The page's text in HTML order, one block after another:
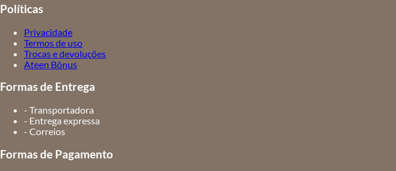
Políticas
Privacidade
Termos de uso
Trocas e devoluções
Ateen Bônus
Formas de Entrega
- Transportadora
- Entrega expressa
- Correios
Formas de Pagamento